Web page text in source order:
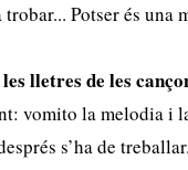
Potser és una
lletres de les
vomito la melodia i
s’ha de